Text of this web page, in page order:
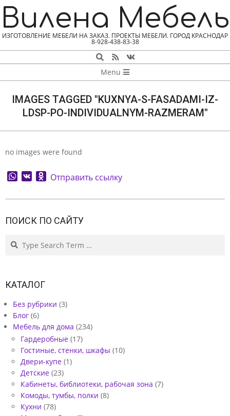
Skip
to
content
Вилена Мебель
ИЗГОТОВЛЕНИЕ МЕБЕЛИ НА ЗАКАЗ. ПРОЕКТЫ МЕБЕЛИ. ГОРОД КРАСНОДАР
8-928-438-83-38
Search
MENU
Menu
IMAGES TAGGED "KUXNYA-S-FASADAMI-IZ-
LDSP-PO-INDIVIDUALNYM-RAZMERAM"
no images were found
WhatsApp
VK Odnoklassniki
Отправить ссылку
08-
07
ПОИСК ПО САЙТУ
Search
КАТАЛОГ
Без рубрики (3)
Блог (6)
Мебель для дома (234)
Гардеробные (17)
Гостиные, стенки, шкафы (10)
Двери-купе (1)
Детские (23)
Кабинеты, библиотеки, рабочая зона (7)
Комоды, тумбы, полки (8)
Кухни (78)